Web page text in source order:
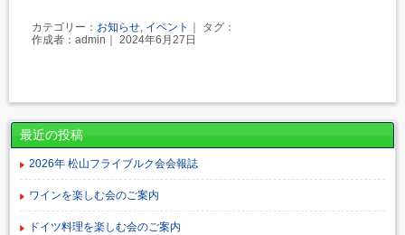
カテゴリー： お知らせ イベント ｜ タグ：
作成者：admin｜ 2024年6月27日
最近の投稿
2026年 松山フライブルク会会報誌
ワインを楽しむ会のご案内
ドイツ料理を楽しむ会のご案内